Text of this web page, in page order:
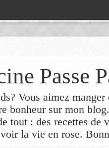
Passe
Vous aimez
bonheur sur mon
tout : des recettes de
la vie en rose.